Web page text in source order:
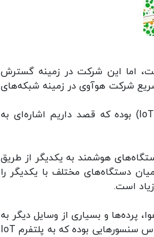
اما این شرکت در زمینه گسترش
شرکت هوآوی در زمینه شبکه‌های
اما یکی از مواردی که هوآوی برای توسعه آن گام برداشته است، اینترنت اشیاء (IoT) بوده که قصد داریم اشاره‌ای به
هوشمند به یکدیگر از طریق
دستگاه‌های مختلف با یکدیگر را
است.
پرده‌ها و بسیاری از وسایل دیگر به
اینترنت متصل بوده و از همان طریق نیز کنترل می‌شوند. عملکرد اینترنت اشیاء بر اساس سنسورهایی بوده که به پلتفرم IoT